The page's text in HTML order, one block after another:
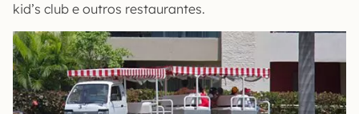
kid’s club e outros restaurantes.